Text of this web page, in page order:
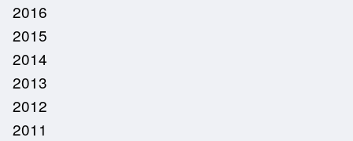
2016
2015
2014
2013
2012
2011